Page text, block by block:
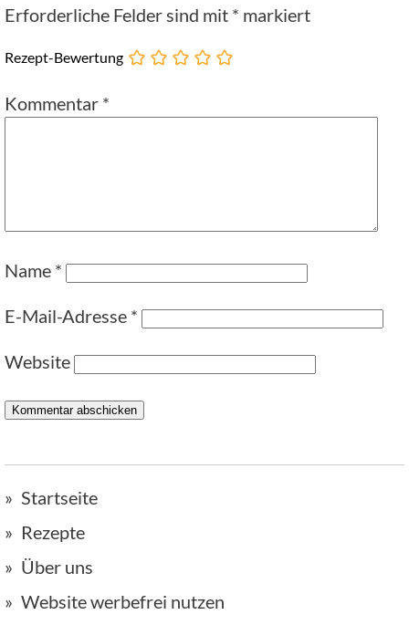
Erforderliche Felder sind mit * markiert
Rezept-Bewertung
Kommentar *
Name *
E-Mail-Adresse *
Website
Startseite
Rezepte
Über uns
Website werbefrei nutzen